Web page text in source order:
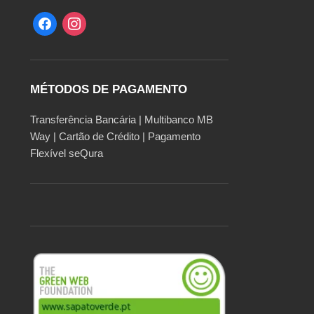
MÉTODOS DE PAGAMENTO
Transferência Bancária | Multibanco MB
Way | Cartão de Crédito | Pagamento
Flexível seQura